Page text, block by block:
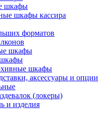
шкафы
шкафы кассира
форматов
шкафы
шкафы
аксессуары и опции
(локеры)
и изделия